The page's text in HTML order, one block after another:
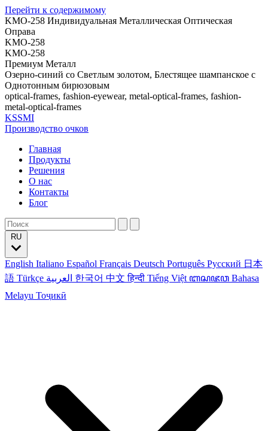
Перейти к содержимому
KMO-258 Индивидуальная Металлическая Оптическая
Оправа
KMO-258
KMO-258
Премиум Металл
Озерно-синий со Светлым золотом, Блестящее шампанское с
Однотонным бирюзовым
optical-frames, fashion-eyewear, metal-optical-frames, fashion-
metal-optical-frames
KSSMI
Производство очков
Главная
Продукты
Решения
О нас
Контакты
Блог
English Italiano Español Français Deutsch Português Русский 日本
語 Türkçe 한국어 中文हिन्दी Tiếng Việt ꦧꦱꦗꦮ Bahasa
Melayu Тоҷикӣ